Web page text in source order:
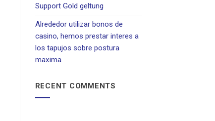
Support Gold geltung
Alrededor utilizar bonos de
casino, hemos prestar interes a
los tapujos sobre postura
maxima
RECENT COMMENTS